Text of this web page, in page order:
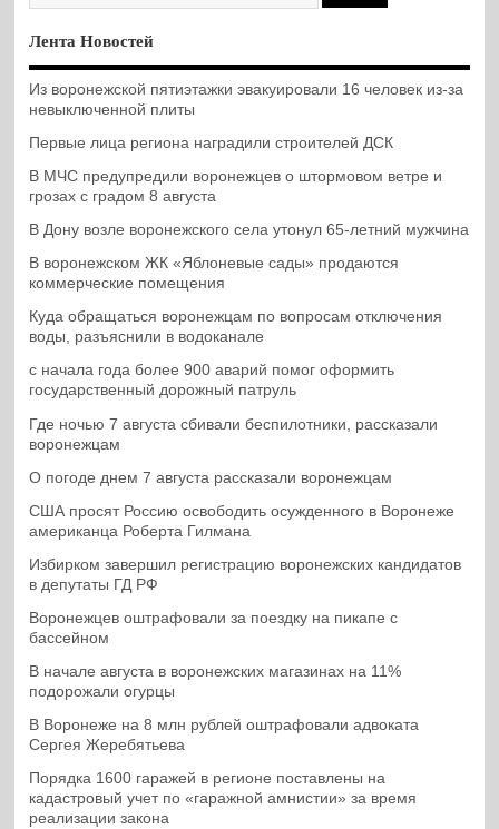
Лента Новостей
Из воронежской пятиэтажки эвакуировали 16 человек из-за
невыключенной плиты
Первые лица региона наградили строителей ДСК
В МЧС предупредили воронежцев о штормовом ветре и
грозах с градом 8 августа
В Дону возле воронежского села утонул 65-летний мужчина
В воронежском ЖК «Яблоневые сады» продаются
коммерческие помещения
Куда обращаться воронежцам по вопросам отключения
воды, разъяснили в водоканале
с начала года более 900 аварий помог оформить
государственный дорожный патруль
Где ночью 7 августа сбивали беспилотники, рассказали
воронежцам
О погоде днем 7 августа рассказали воронежцам
США просят Россию освободить осужденного в Воронеже
американца Роберта Гилмана
Избирком завершил регистрацию воронежских кандидатов
в депутаты ГД РФ
Воронежцев оштрафовали за поездку на пикапе с
бассейном
В начале августа в воронежских магазинах на 11%
подорожали огурцы
В Воронеже на 8 млн рублей оштрафовали адвоката
Сергея Жеребятьева
Порядка 1600 гаражей в регионе поставлены на
кадастровый учет по «гаражной амнистии» за время
реализации закона